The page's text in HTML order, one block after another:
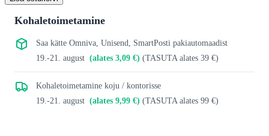
Kohaletoimetamine
Saa kätte Omniva, Unisend, SmartPosti pakiautomaadist
19.-21. august (alates 3,09 €) (TASUTA alates 39 €)
Kohaletoimetamine koju / kontorisse
19.-21. august (alates 9,99 €) (TASUTA alates 99 €)